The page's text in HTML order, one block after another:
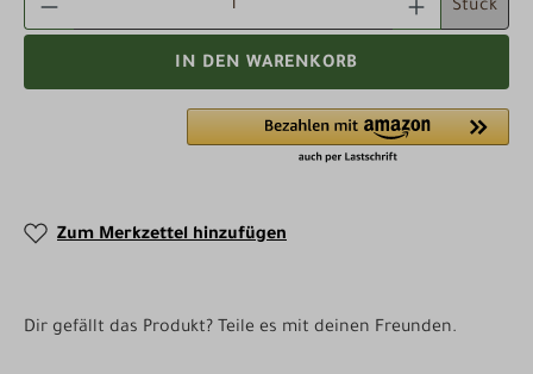
Stück
IN DEN WARENKORB
Zum Merkzettel hinzufügen
Dir gefällt das Produkt? Teile es mit deinen Freunden.